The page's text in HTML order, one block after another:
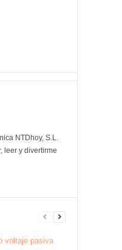
NTDhoy, S.L.
leer y divertirme